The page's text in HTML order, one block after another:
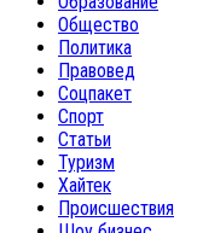
Общество
Политика
Правовед
Соцпакет
Спорт
Статьи
Туризм
Хайтек
Происшествия